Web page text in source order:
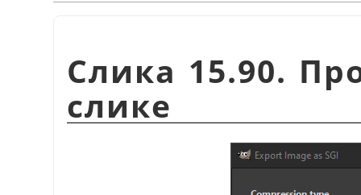
Слика 15.90.
слике